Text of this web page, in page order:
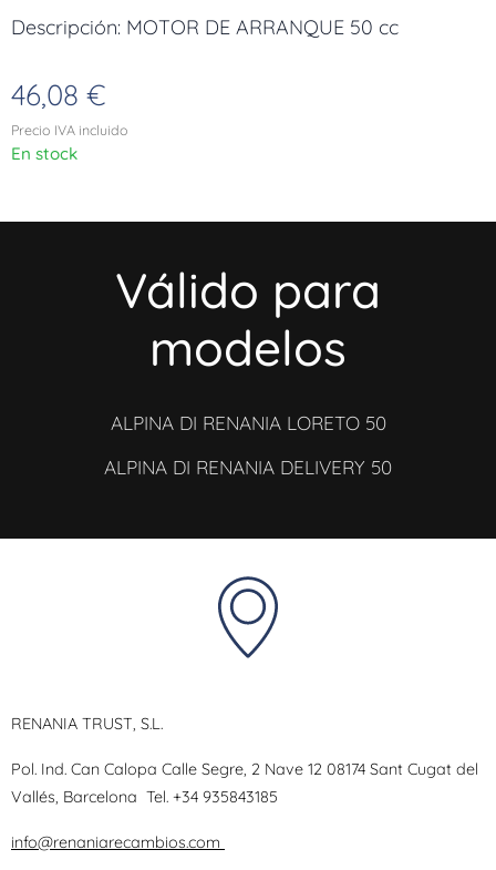
Descripción: MOTOR DE ARRANQUE 50 cc
46,08 €
Precio IVA incluido
En stock
Válido para
modelos
ALPINA DI RENANIA LORETO 50
ALPINA DI RENANIA DELIVERY 50
RENANIA TRUST, S.L.
Pol. Ind. Can Calopa Calle Segre, 2 Nave 12 08174 Sant Cugat del
Vallés, Barcelona Tel. +34 935843185
info@renaniarecambios.com